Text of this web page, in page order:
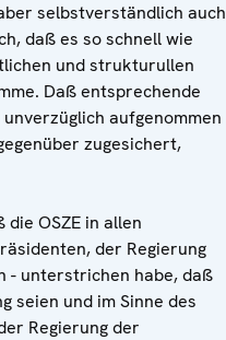
selbstverständlich auch
daß es so schnell wie
und strukturullen
Daß entsprechende
aufgenommen
zugesichert,
OSZE in allen
der Regierung
- unterstrichen habe, daß
seien und im Sinne des
Regierung der